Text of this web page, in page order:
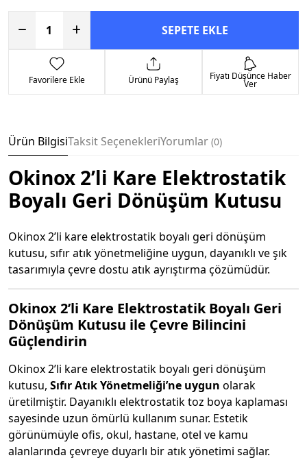
SEPETE EKLE
Favorilere Ekle Ürünü Paylaş Fiyatı Düşünce Haber
Ver
Ürün BilgisiTaksit SeçenekleriYorumlar 0
Okinox 2’li Kare Elektrostatik
Boyalı Geri Dönüşüm Kutusu
Okinox 2’li kare elektrostatik boyalı geri dönüşüm
kutusu, sıfır atık yönetmeliğine uygun, dayanıklı ve şık
tasarımıyla çevre dostu atık ayrıştırma çözümüdür.
Okinox 2’li Kare Elektrostatik Boyalı Geri
Dönüşüm Kutusu ile Çevre Bilincini
Güçlendirin
Okinox 2’li kare elektrostatik boyalı geri dönüşüm
kutusu, Sıfır Atık Yönetmeliği’ne uygun olarak
üretilmiştir. Dayanıklı elektrostatik toz boya kaplaması
sayesinde uzun ömürlü kullanım sunar. Estetik
görünümüyle ofis, okul, hastane, otel ve kamu
alanlarında çevreye duyarlı bir atık yönetimi sağlar.